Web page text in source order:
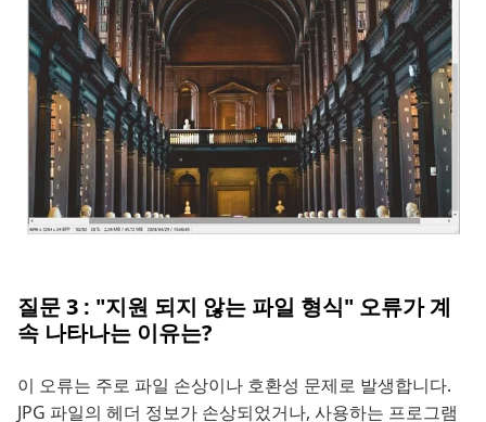
질문 3 : "지원 되지 않는 파일 형식" 오류가 계
속 나타나는 이유는?
이 오류는 주로 파일 손상이나 호환성 문제로 발생합니다.
JPG 파일의 헤더 정보가 손상되었거나, 사용하는 프로그램